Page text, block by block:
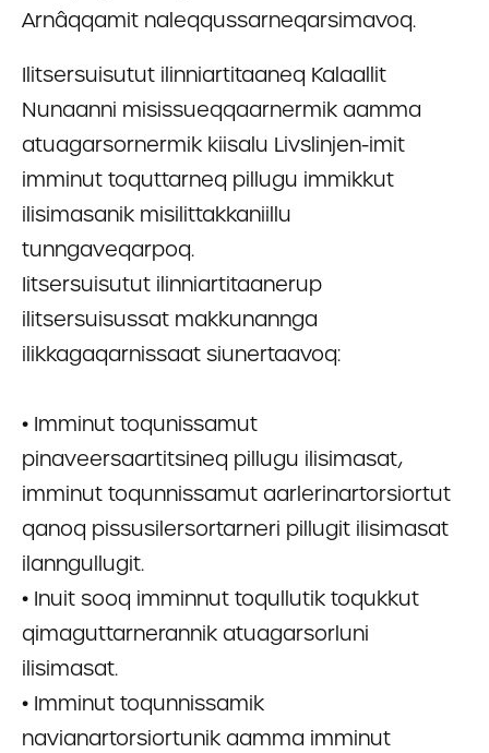
Arnâqqamit naleqqussarneqarsimavoq.
Ilitsersuisutut ilinniartitaaneq Kalaallit
Nunaanni misissueqqaarnermik aamma
atuagarsornermik kiisalu Livslinjen-imit
imminut toquttarneq pillugu immikkut
ilisimasanik misilittakkaniillu
tunngaveqarpoq.
Iitsersuisutut ilinniartitaanerup
ilitsersuisussat makkunannga
ilikkagaqarnissaat siunertaavoq:
• Imminut toqunissamut
pinaveersaartitsineq pillugu ilisimasat,
imminut toqunnissamut aarlerinartorsiortut
qanoq pissusilersortarneri pillugit ilisimasat
ilanngullugit.
• Inuit sooq imminnut toqullutik toqukkut
qimaguttarnerannik atuagarsorluni
ilisimasat.
• Imminut toqunnissamik
navianartorsiortunik aamma imminut